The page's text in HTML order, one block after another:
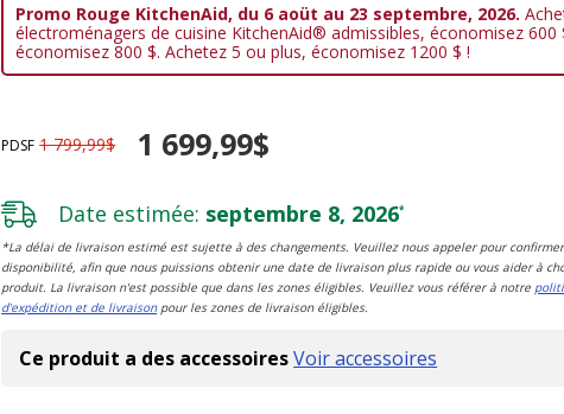
Promo Rouge KitchenAid, du 6 aoüt au 23 septembre, 2026.
électroménagers de cuisine KitchenAid® admissibles, économisez 600
économisez 800 $. Achetez 5 ou plus, économisez 1200 $ !
PDSF 1 799,99$ 1 699,99$
Date estimée: septembre 8, 2026*
*La délai de livraison estimé est sujette à des changements. Veuillez nous appeler pour
disponibilité, afin que nous puissions obtenir une date de livraison plus rapide ou vous aider à
produit. La livraison n'est possible que dans les zones éligibles. Veuillez vous référer à notre
d'expédition et de livraisonpour les zones de livraison éligibles.
Ce produit a des accessoiresVoir accessoires